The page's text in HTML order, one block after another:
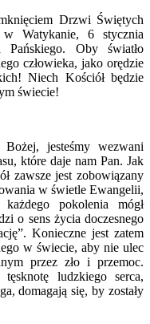
Drzwi Świętych
Watykanie, 6 stycznia
Oby światło
człowieka, jako orędzie
Niech Kościół będzie
świecie!
jesteśmy wezwani
które daje nam Pan. Jak
zawsze jest zobowiązany
w świetle Ewangelii,
pokolenia mógł
o sens życia doczesnego
Konieczne jest zatem
w świecie, aby nie ulec
przez zło i przemoc.
ludzkiego serca,
domagają się, by zostały